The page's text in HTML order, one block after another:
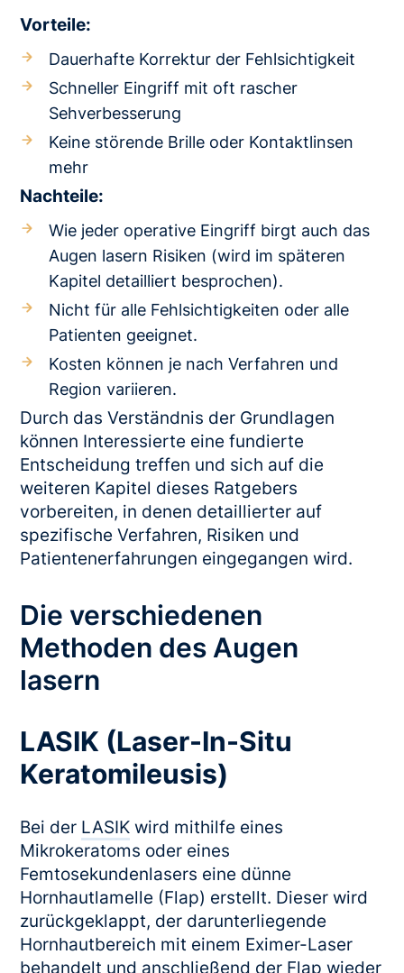
Vorteile:
Dauerhafte Korrektur der Fehlsichtigkeit
Schneller Eingriff mit oft rascher
Sehverbesserung
Keine störende Brille oder Kontaktlinsen
mehr
Nachteile:
Wie jeder operative Eingriff birgt auch das
Augen lasern Risiken (wird im späteren
Kapitel detailliert besprochen).
Nicht für alle Fehlsichtigkeiten oder alle
Patienten geeignet.
Kosten können je nach Verfahren und
Region variieren.
Durch das Verständnis der Grundlagen
können Interessierte eine fundierte
Entscheidung treffen und sich auf die
weiteren Kapitel dieses Ratgebers
vorbereiten, in denen detaillierter auf
spezifische Verfahren, Risiken und
Patientenerfahrungen eingegangen wird.
Die verschiedenen
Methoden des Augen
lasern
LASIK (Laser-In-Situ
Keratomileusis)
Bei der LASIK wird mithilfe eines
Mikrokeratoms oder eines
Femtosekundenlasers eine dünne
Hornhautlamelle (Flap) erstellt. Dieser wird
zurückgeklappt, der darunterliegende
Hornhautbereich mit einem Eximer-Laser
behandelt und anschließend der Flap wieder